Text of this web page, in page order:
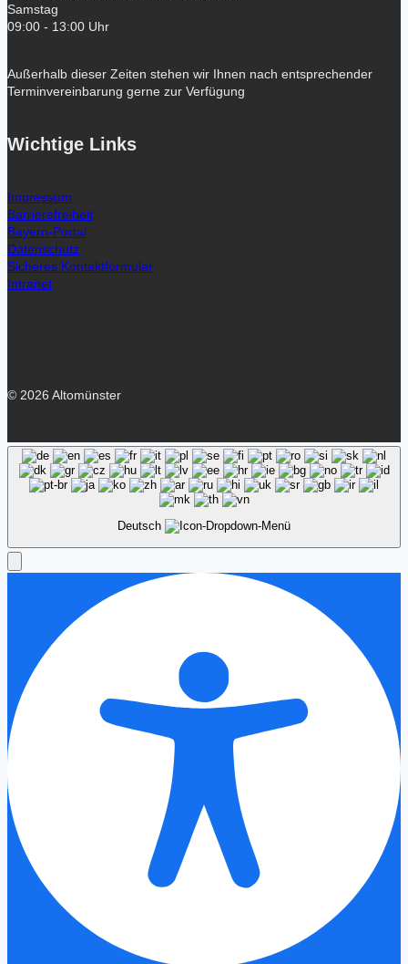
Samstag
09:00 - 13:00 Uhr
Außerhalb dieser Zeiten stehen wir Ihnen nach entsprechender
Terminvereinbarung gerne zur Verfügung
Wichtige Links
Impressum
Barrierefreiheit
Bayern-Portal
Datenschutz
Sicheres Kontaktformular
Intranet
© 2026 Altomünster
Deutsch